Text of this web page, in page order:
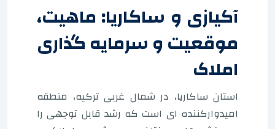
آکیازی و ساکاریا: ماهیت،
موقعیت و سرمایه گذاری
املاک
استان ساکاریا، در شمال غربی ترکیه، منطقه
امیدوارکننده ای است که رشد قابل توجهی را